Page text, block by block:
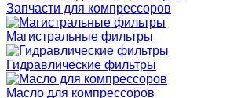
Запчасти для компрессоров
Магистральные фильтры
Гидравлические фильтры
Масло для компрессоров